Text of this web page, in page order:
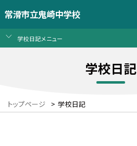
常滑市立鬼崎中学校
学校日記メニュー
学校日記
トップページ > 学校日記